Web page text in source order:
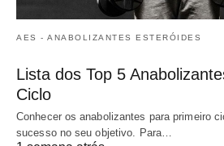
AES - ANABOLIZANTES ESTERÓIDES
Lista dos Top 5
Ciclo
Conhecer os anabolizantes para primeiro
sucesso no seu objetivo. Para…